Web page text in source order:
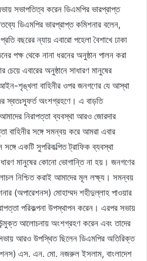
সভাপতিত্ব করেন ডিএমপির ভারপ্রাপ্ত
ডিএমপির ভারপ্রাপ্ত কমিশনার বলেন,
বছরের ন্যায় এবারো পহেলা বৈশাখে ঢাকা
পক্ষ থেকে নানা ধরনের অনুষ্ঠান পালন করা
এবারের অনুষ্ঠানে সাধারণ মানুষের
শৃঙ্খলা বাহিনীর ওপর জনগণের যে আস্থা
স্বতঃস্ফূর্ত অংশগ্রহণে। এ বাড়তি
নিরাপত্তা ব্যবস্থা আরও জোরদার
বাহিনীর সঙ্গে সমন্বয় করে আমরা এবার
একটি সুপরিকল্পিত ট্রাফিক ব্যবস্থা
মানুষের কোনো ভোগান্তি না হয়। জনগণের
নিশ্চিত করাই আমাদের মূল লক্ষ্য। সমন্বয়
(অপারেশনস) মোহাম্মদ শহীদুল্লাহ পাওয়ার
পরিকল্পনা উপস্থাপন করেন। এরপর সভায়
উন্মুক্ত আলোচনায় অংশগ্রহণ করেন এবং তাদের
আরও উপস্থিত ছিলেন ডিএমপির অতিরিক্ত
এস. এন. মো. নজরুল ইসলাম, বাংলাদেশ